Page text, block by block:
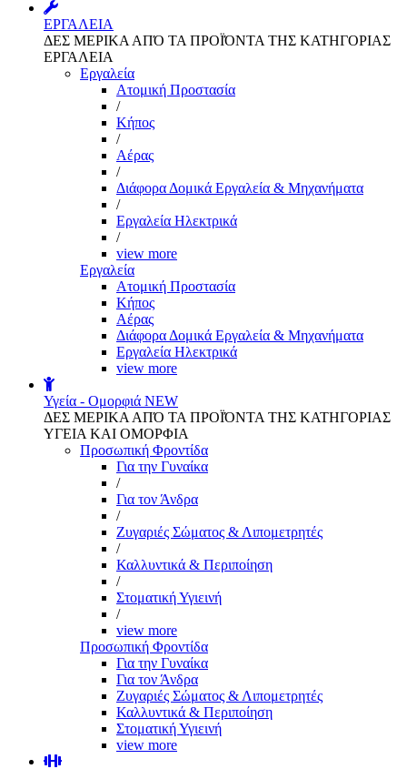
ΕΡΓΑΛΕΙΑ
ΔΕΣ ΜΕΡΙΚΑ ΑΠΌ ΤΑ ΠΡΟΪΌΝΤΑ ΤΗΣ ΚΑΤΗΓΟΡΙΑΣ
ΕΡΓΑΛΕΙΑ
Εργαλεία
Aτομική Προστασία
/
Kήπος
/
Αέρας
/
Διάφορα Δομικά Εργαλεία & Μηχανήματα
/
Εργαλεία Ηλεκτρικά
/
view more
Εργαλεία
Aτομική Προστασία
Kήπος
Αέρας
Διάφορα Δομικά Εργαλεία & Μηχανήματα
Εργαλεία Ηλεκτρικά
view more
Υγεία - Ομορφιά NEW
ΔΕΣ ΜΕΡΙΚΑ ΑΠΌ ΤΑ ΠΡΟΪΌΝΤΑ ΤΗΣ ΚΑΤΗΓΟΡΙΑΣ
ΥΓΕΙΑ ΚΑΙ ΟΜΟΡΦΙΑ
Προσωπική Φροντίδα
Για την Γυναίκα
/
Για τον Άνδρα
/
Ζυγαριές Σώματος & Λιπομετρητές
/
Καλλυντικά & Περιποίηση
/
Στοματική Υγιεινή
/
view more
Προσωπική Φροντίδα
Για την Γυναίκα
Για τον Άνδρα
Ζυγαριές Σώματος & Λιπομετρητές
Καλλυντικά & Περιποίηση
Στοματική Υγιεινή
view more